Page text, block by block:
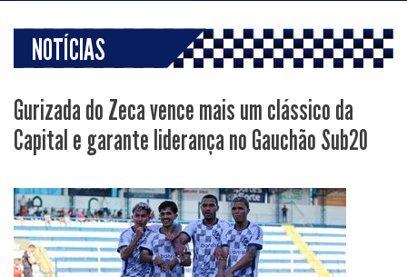
NOTÍCIAS
Gurizada do Zeca vence mais um clássico da
Capital e garante liderança no Gauchão Sub20